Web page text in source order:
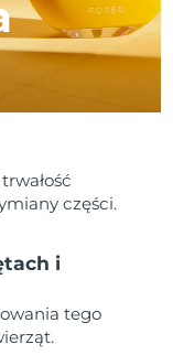
części.
i
tego